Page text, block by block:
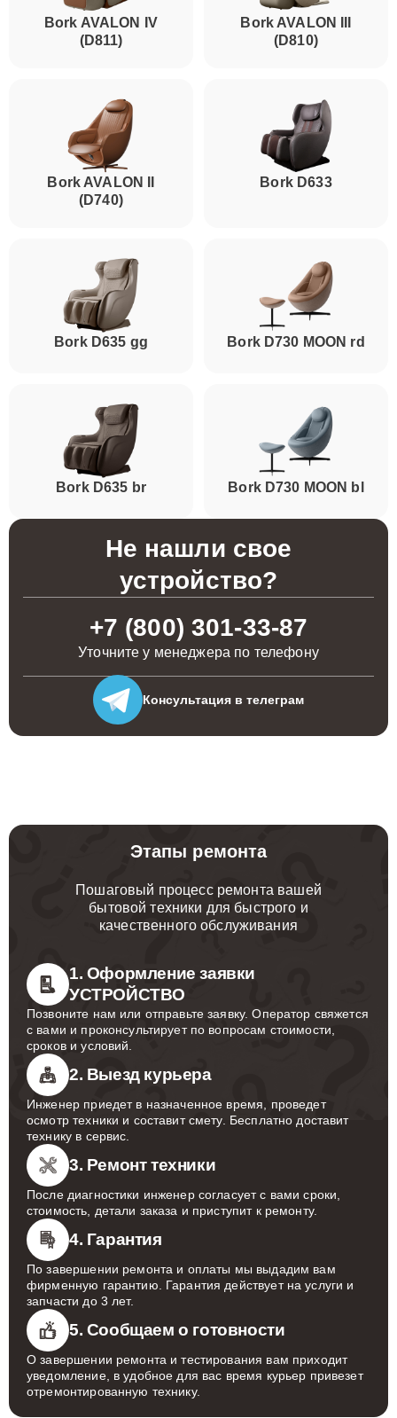
Bork AVALON IV
(D811)
Bork AVALON III
(D810)
Bork AVALON II
(D740)
Bork D633
Bork D635 gg Bork D730 MOON rd
Bork D635 br Bork D730 MOON bl
Не нашли свое
устройство?
+7 (800) 301-33-87
Уточните у менеджера по телефону
Консультация в телеграм
Этапы ремонта
Пошаговый процесс ремонта вашей
бытовой техники для быстрого и
качественного обслуживания
1. Оформление заявки
УСТРОЙСТВО
Позвоните нам или отправьте заявку. Оператор свяжется
с вами и проконсультирует по вопросам стоимости,
сроков и условий.
2. Выезд курьера
Инженер приедет в назначенное время, проведет
осмотр техники и составит смету. Бесплатно доставит
технику в сервис.
3. Ремонт техники
После диагностики инженер согласует с вами сроки,
стоимость, детали заказа и приступит к ремонту.
4. Гарантия
По завершении ремонта и оплаты мы выдадим вам
фирменную гарантию. Гарантия действует на услуги и
запчасти до 3 лет.
5. Сообщаем о готовности
О завершении ремонта и тестирования вам приходит
уведомление, в удобное для вас время курьер привезет
отремонтированную технику.